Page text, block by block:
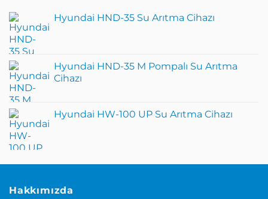
Hyundai HND-35 Su Arıtma Cihazı
Hyundai HND-35 M Pompalı Su Arıtma
Cihazı
Hyundai HW-100 UP Su Arıtma Cihazı
Hakkımızda